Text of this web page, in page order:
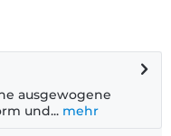
ausgewogene
und... mehr